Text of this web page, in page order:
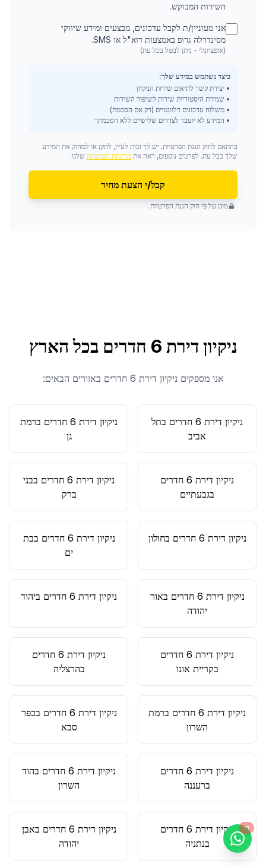
השירות המבוקש.
אני מעוניין/ת לקבל עדכונים, מבצעים ומידע שיווקי
מסינדרלה גרופ באמצעות דוא"ל או SMS.
(אופציונלי - ניתן לבטל בכל עת)
כיצד נשתמש במידע שלך:
• יצירת קשר לתיאום שירות הניקיון
• שמירת היסטוריית שירות לשיפור השירות
• משלוח עדכונים רלוונטיים (רק אם הסכמת)
• המידע לא יועבר לצדדים שלישיים ללא הסכמתך
בהתאם לחוק הגנת הפרטיות, יש לך זכות לעיין, לתקן או למחוק את המידע
שלך בכל עת. לפרטים נוספים, ראה את מדיניות הפרטיות שלנו.
קבל/י הצעת מחיר
מוגן על פי חוק הגנת הפרטיות
ניקיון דירת 6 חדרים בכל הארץ
אנו מספקים ניקיון דירת 6 חדרים באזורים הבאים:
ניקיון דירת 6 חדרים בתל
אביב
ניקיון דירת 6 חדרים ברמת
גן
ניקיון דירת 6 חדרים
בגבעתיים
ניקיון דירת 6 חדרים בבני
ברק
ניקיון דירת 6 חדרים בחולון ניקיון דירת 6 חדרים בבת
ים
ניקיון דירת 6 חדרים באור
יהודה
ניקיון דירת 6 חדרים ביהוד
ניקיון דירת 6 חדרים
בקריית אונו
ניקיון דירת 6 חדרים
בהרצליה
ניקיון דירת 6 חדרים ברמת
השרון
ניקיון דירת 6 חדרים בכפר
סבא
ניקיון דירת 6 חדרים
ברעננה
ניקיון דירת 6 חדרים בהוד
השרון
ניקיון דירת 6 חדרים
בנתניה
ניקיון דירת 6 חדרים באבן
יהודה
חי